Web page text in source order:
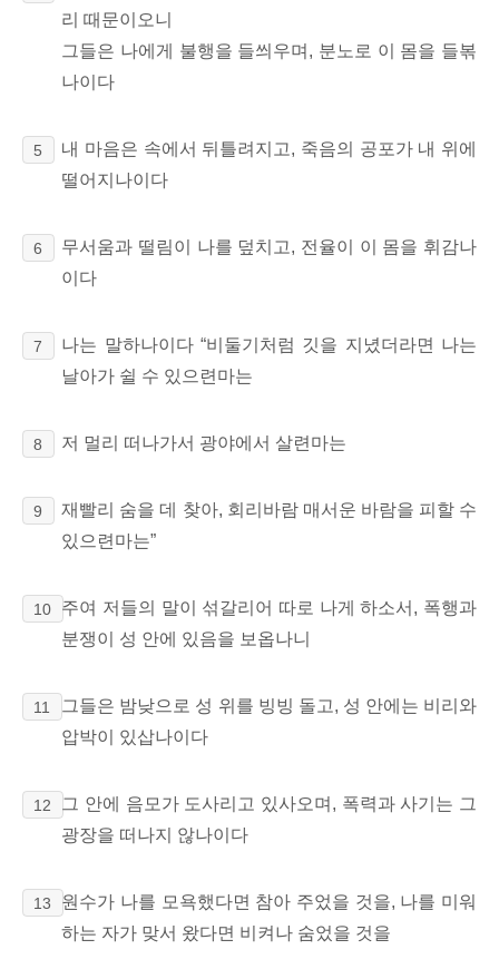
리 때문이오니
그들은 나에게 불행을 들씌우며, 분노로 이 몸을 들볶
나이다
5
내 마음은 속에서 뒤틀려지고, 죽음의 공포가 내 위에
떨어지나이다
6
무서움과 떨림이 나를 덮치고, 전율이 이 몸을 휘감나
이다
7
나는 말하나이다 “비둘기처럼 깃을 지녔더라면 나는
날아가 쉴 수 있으련마는
8 저 멀리 떠나가서 광야에서 살련마는
9
재빨리 숨을 데 찾아, 회리바람 매서운 바람을 피할 수
있으련마는”
10
주여 저들의 말이 섞갈리어 따로 나게 하소서, 폭행과
분쟁이 성 안에 있음을 보옵나니
11
그들은 밤낮으로 성 위를 빙빙 돌고, 성 안에는 비리와
압박이 있삽나이다
12
그 안에 음모가 도사리고 있사오며, 폭력과 사기는 그
광장을 떠나지 않나이다
13
원수가 나를 모욕했다면 참아 주었을 것을, 나를 미워
하는 자가 맞서 왔다면 비켜나 숨었을 것을